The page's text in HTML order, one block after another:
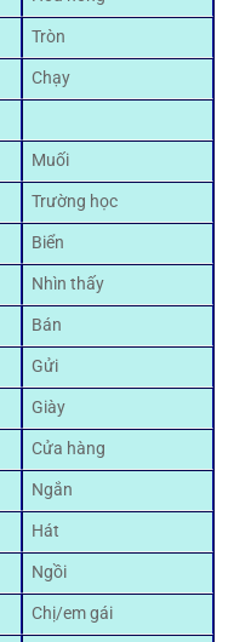
Tròn
Chạy
Muối
Trường học
Biển
Nhìn thấy
Bán
Gửi
Giày
Cửa hàng
Ngắn
Hát
Ngồi
Chị/em gái